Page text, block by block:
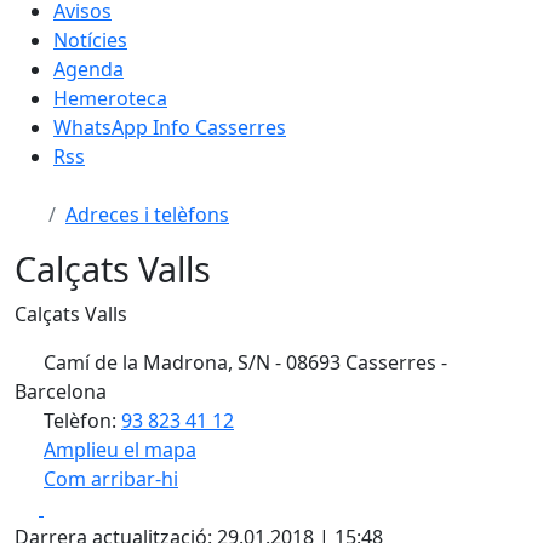
Avisos
Notícies
Agenda
Hemeroteca
WhatsApp Info Casserres
Rss
Adreces i telèfons
Calçats Valls
Calçats Valls
Camí de la Madrona, S/N - 08693 Casserres -
Barcelona
Telèfon: 93 823 41 12
Amplieu el mapa
Com arribar-hi
+
Darrera actualització: 29.01.2018 | 15:48